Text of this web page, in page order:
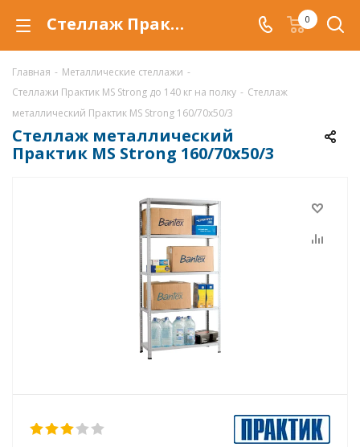
Стеллаж Практик MS Strong 160/70x50/3 купить по низкой цене в Самаре, продажа металлических стеллажей MS Strong 160/70x50/3 со скидкой 0
Главная - Металлические стеллажи -
Стеллажи Практик MS Strong до 140 кг на полку - Стеллаж
металлический Практик MS Strong 160/70x50/3
Стеллаж металлический
Практик MS Strong 160/70x50/3